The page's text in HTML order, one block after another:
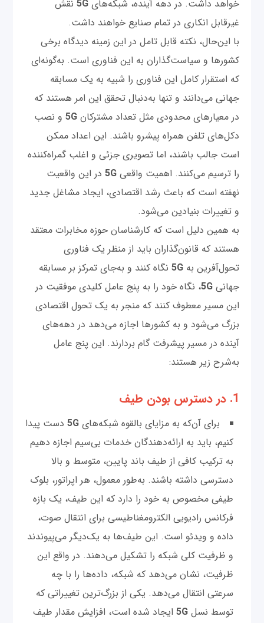
خواهد داشت. در دهه آینده، شبکه‌های5G نقش
غیرقابل انکاری در تمام صنایع خواهند داشت.
با این‌حال، نکته قابل تامل در این زمینه دیدگاه برخی
کشورها و سیاست‌گذاران به این فناوری است. به‌گونه‌ای
که استقرار کامل این فناوری را شبیه به یک مسابقه
جهانی می‌دانند و تنها به‌دنبال تحقق این امر هستند که
در معیارهای محدودی مثل تعداد مشترکان5G و نصب
دکل‌های تلفن همراه پیشرو باشند. این اعداد ممکن
است جالب باشند، اما تصویری جزئی و اغلب گمراه‌کننده
را ترسیم می‌کنند. اهمیت واقعی5G در این واقعیت
نهفته است که باعث رشد اقتصادی، ایجاد مشاغل جدید
و تغییرات بنیادین می‌شود.
به همین دلیل است که کارشناسان حوزه مخابرات معتقد
هستند که قانون‌گذاران باید از منظر یک فناوری
تحول‌آفرین به5G نگاه کنند و به‌جای تمرکز بر مسابقه
جهانی5G، نگاه خود را به پنج عامل کلیدی موفقیت در
این مسیر معطوف کنند که منجر به یک تحول اقتصادی
بزرگ می‌شود و به کشورها اجازه می‌دهد در دهه‌های
آینده در مسیر پیشرفت گام بردارند. این پنج عامل
به‌شرح زیر هستند:
1. در دسترس بودن طیف
برای آن‌که به مزایای بالقوه شبکه‌های5G دست پیدا
کنیم، باید به ارائه‌دهندگان خدمات بی‌سیم اجازه دهیم
به‌ ترکیب کافی از طیف باند پایین، متوسط ​​و بالا
دسترسی داشته باشند. به‌طور معمول، هر اپراتور، بلوک
طیفی مخصوص به‌ خود را دارد که این طیف، یک بازه
فرکانس رادیویی الکترومغناطیسی برای انتقال صوت،
داده و ویدئو است. این طیف‌ها به یک‌دیگر می‌پیوندند
و ظرفیت کلی شبکه را تشکیل می‌دهند. در واقع این
ظرفیت، نشان می‌دهد که شبکه، داده‌ها را با چه
سرعتی انتقال می‌دهد. یکی از بزرگ‌ترین تغییراتی که
توسط نسل5G ایجاد شده است، افزایش مقدار طیف